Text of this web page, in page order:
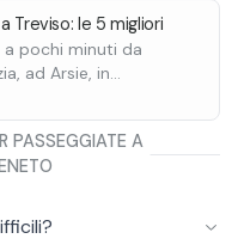
Treviso: le 5 migliori
a pochi minuti da
ad Arsie, in
PASSEGGIATE A